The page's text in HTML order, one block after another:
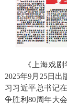
《上海戏剧学
2025年9月25日
习习近平总书记
争胜利80周年大